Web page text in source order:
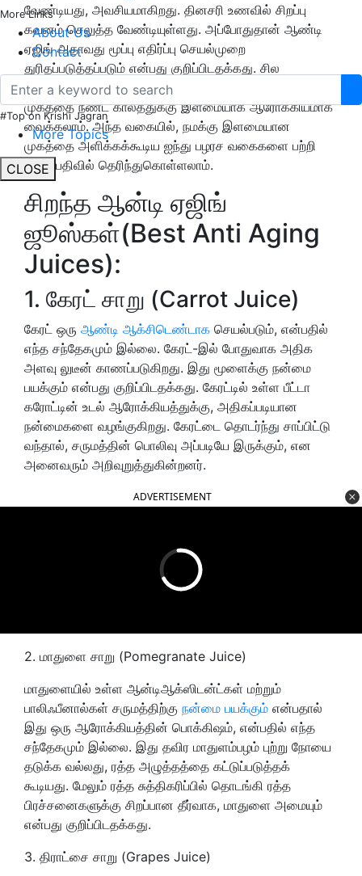
More Links
About Us
Contact
#Top on Krishi Jagran
More Topics
CLOSE
வேண்டியது, அவசியமாகிறது. தினசரி உணவில் சிறப்பு
கவனம் செலுத்த வேண்டியுள்ளது. அப்போதுதான் ஆண்டி
ஏஜிங் அதாவது மூப்பு எதிர்ப்பு செயல்முறை
துரிதப்படுத்தப்படும் என்பது குறிப்பிடதக்கது. சில
இயற்கையான உணவுகளின் மூலம் உடலையும், குறிப்பாக
முகத்தை நீண்ட காலத்துக்கு இளமையாக ஆரோக்கியமாக
வைக்கலாம். அந்த வகையில், நமக்கு இளமையான
முகத்தை அளிக்கக்கூடிய ஐந்து பழரச வகைகளை பற்றி
இந்த பதிவில் தெரிந்துகொள்ளலாம்.
சிறந்த ஆன்டி ஏஜிங்
ஜூஸ்கள்(Best Anti Aging
Juices):
1. கேரட் சாறு (Carrot Juice)
கேரட் ஒரு ஆண்டி ஆக்சிடெண்டாக செயல்படும், என்பதில்
எந்த சந்தேகமும் இல்லை. கேரட்-இல் போதுவாக அதிக
அளவு லுடீன் காணப்படுகிறது. இது மூளைக்கு நன்மை
பயக்கும் என்பது குறிப்பிடதக்கது. கேரட்டில் உள்ள பீட்டா
கரோட்டின் உடல் ஆரோக்கியத்துக்கு, அதிகப்படியான
நன்மைகளை வழங்குகிறது. கேரட்டை தொடர்ந்து சாப்பிட்டு
வந்தால், சருமத்தின் பொலிவு அப்படியே இருக்கும், என
அனைவரும் அறிவுறுத்துகின்றனர்.
ADVERTISEMENT
2. மாதுளை சாறு (Pomegranate Juice)
மாதுளையில் உள்ள ஆன்டிஆக்ஸிடன்ட்கள் மற்றும்
பாலிஃபீனால்கள் சருமத்திற்கு நன்மை பயக்கும் என்பதால்
இது ஒரு ஆரோக்கியத்தின் பொக்கிஷம், என்பதில் எந்த
சந்தேகமும் இல்லை. இது தவிர மாதுளம்பழம் புற்று நோயை
தடுக்க வல்லது, ரத்த அழுத்தத்தை கட்டுப்படுத்தக்
கூடியது. மேலும் ரத்த சுத்திகரிப்பில் தொடங்கி ரத்த
பிரச்சனைகளுக்கு சிறப்பான தீர்வாக, மாதுளை அமையும்
என்பது குறிப்பிடதக்கது.
3. திராட்சை சாறு (Grapes Juice)